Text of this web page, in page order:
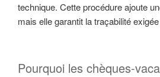
technique. Cette procédure ajoute
mais elle garantit la traçabilité
Pourquoi les chèques-